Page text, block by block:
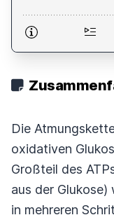
Die
oxidativen
Großteil des
aus der
in mehreren